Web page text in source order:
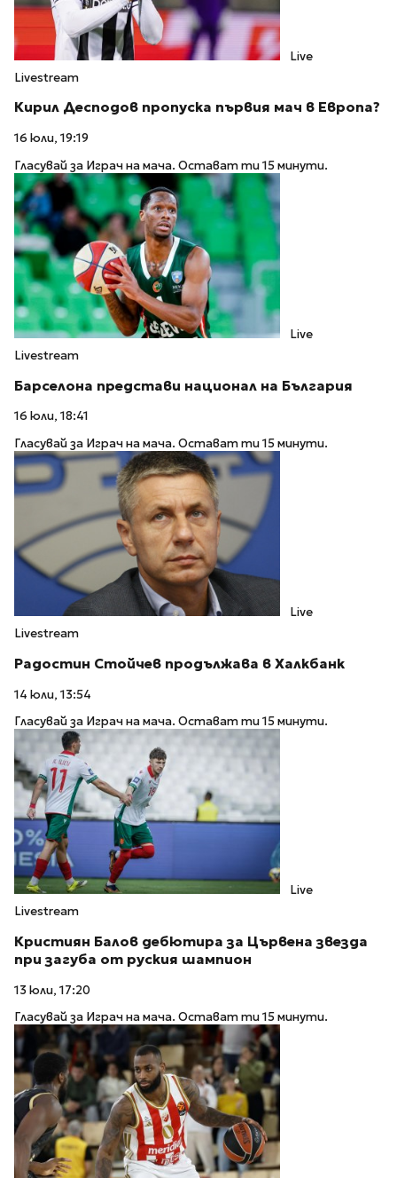
Live
Livestream
Кирил Десподов пропуска първия мач в Европа?
16 юли, 19:19
Гласувай за Играч на мача. Остават ти 15 минути.
Live
Livestream
Барселона представи национал на България
16 юли, 18:41
Гласувай за Играч на мача. Остават ти 15 минути.
Live
Livestream
Радостин Стойчев продължава в Халкбанк
14 юли, 13:54
Гласувай за Играч на мача. Остават ти 15 минути.
Live
Livestream
Кристиян Балов дебютира за Цървена звезда
при загуба от руския шампион
13 юли, 17:20
Гласувай за Играч на мача. Остават ти 15 минути.